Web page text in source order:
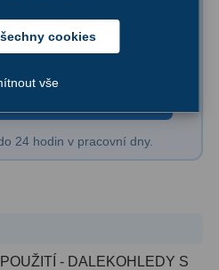
24 hodin v pracovní dny.
- DALEKOHLEDY S
cookies
vše